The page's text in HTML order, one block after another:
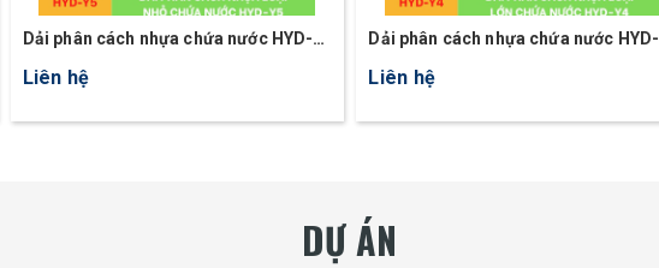
Dải phân cách nhựa chứa nước HYD-
Liên hệ
Dải phân cách nhựa chứa nước HYD-
Liên hệ
DỰ ÁN